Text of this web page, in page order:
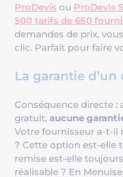
ProDevis ou ProDevis
500 tarifs de 650
demandes de prix,
clic. Parfait pour faire
La garantie
Conséquence directe :
gratuit, aucune
Votre fournisseur a-t-il
? Cette option est-elle
remise est-elle
réalisable ? En